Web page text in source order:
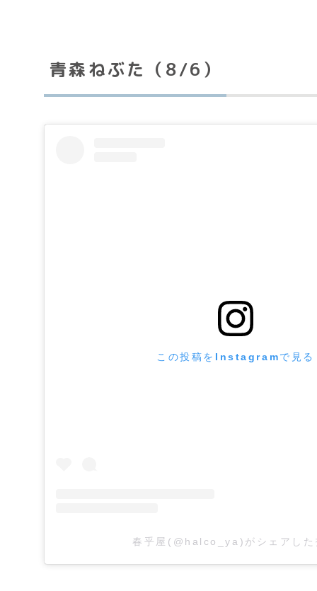
青森ねぶた（8/6）
この投稿をInstagramで見る
春乎屋(@halco_ya)がシェアした